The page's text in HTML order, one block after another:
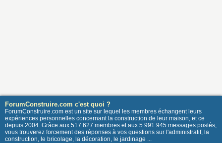
ForumConstruire.com c'est quoi ?
ForumConstruire.com est un site sur lequel les membres échangent leurs
expériences personnelles concernant la construction de leur maison, et ce
depuis 2004. Grâce aux 517 627 membres et aux 5 991 945 messages postés,
vous trouverez forcement des réponses à vos questions sur l'administratif, la
construction, le bricolage, la décoration, le jardinage ...